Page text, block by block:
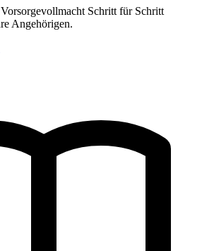
Schritt für Schritt
Angehörigen.